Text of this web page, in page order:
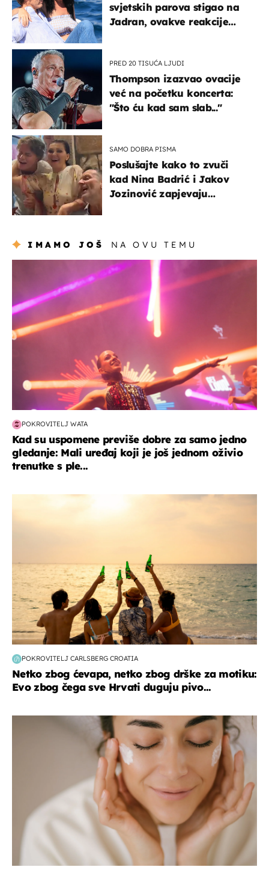
svjetskih parova stigao na
Jadran, ovakve reakcije
PRED 20 TISUĆA LJUDI
Thompson izazvao ovacije
već na početku koncerta:
"Što ću kad sam slab..."
SAMO DOBRA PISMA
Poslušajte kako to zvuči
kad Nina Badrić i Jakov
Jozinović zapjevaju
IMAMO JOŠ NA OVU TEMU
POKROVITELJ WATA
Kad su uspomene previše dobre za samo jedno
gledanje: Mali uređaj koji je još jednom oživio
trenutke s ple...
POKROVITELJ CARLSBERG CROATIA
Netko zbog ćevapa, netko zbog drške za motiku:
Evo zbog čega sve Hrvati duguju pivo...
moda & ljepota